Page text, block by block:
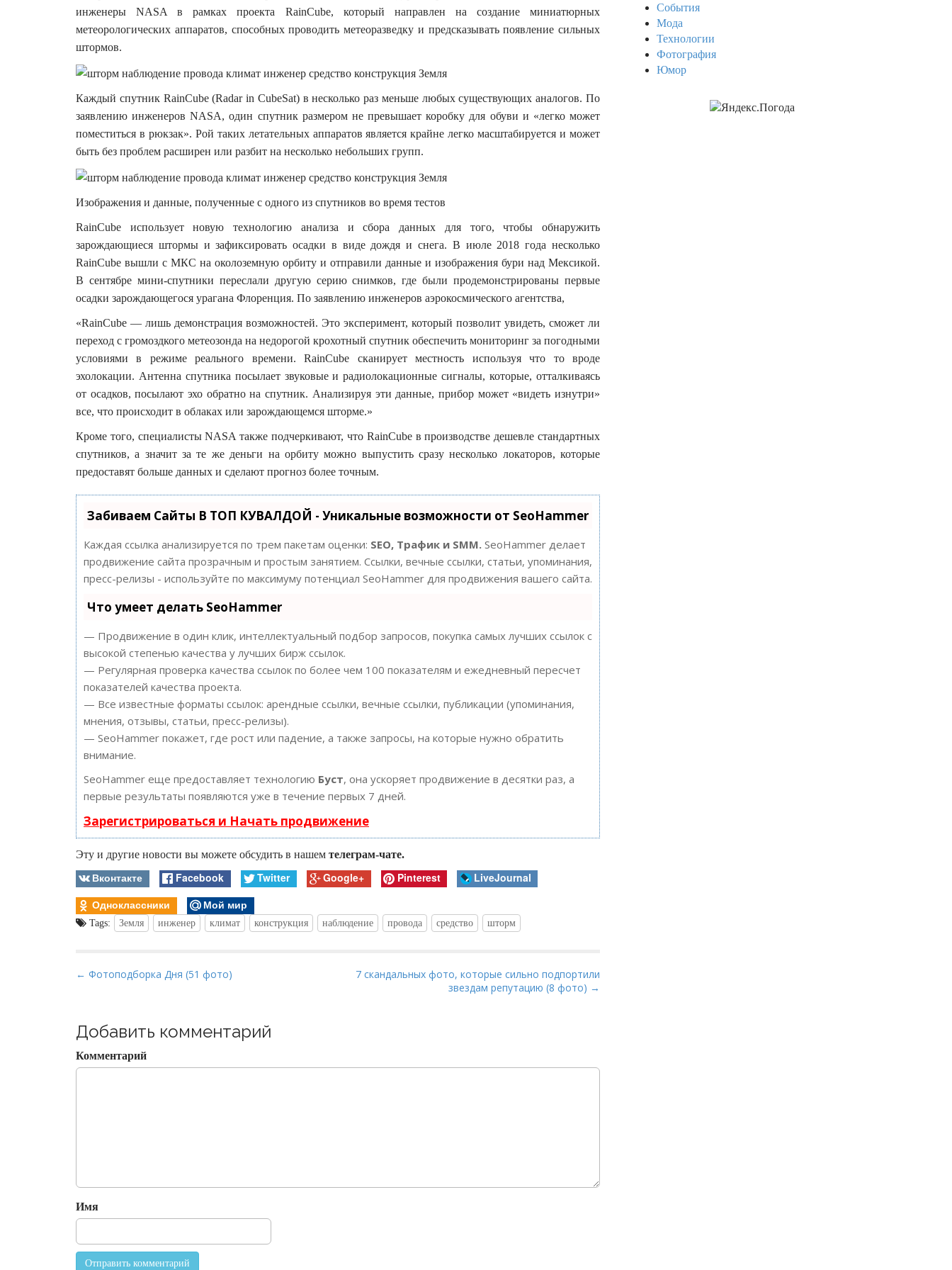
инженеры NASA в рамках проекта RainCube, который направлен на создание миниатюрных
метеорологических аппаратов, способных проводить метеоразведку и предсказывать появление сильных
штормов.
Каждый спутник RainCube (Radar in CubeSat) в несколько раз меньше любых существующих аналогов. По
заявлению инженеров NASA, один спутник размером не превышает коробку для обуви и «легко может
поместиться в рюкзак». Рой таких летательных аппаратов является крайне легко масштабируется и может
быть без проблем расширен или разбит на несколько небольших групп.
Изображения и данные, полученные с одного из спутников во время тестов
RainCube использует новую технологию анализа и сбора данных для того, чтобы обнаружить
зарождающиеся штормы и зафиксировать осадки в виде дождя и снега. В июле 2018 года несколько
RainCube вышли с МКС на околоземную орбиту и отправили данные и изображения бури над Мексикой.
В сентябре мини-спутники переслали другую серию снимков, где были продемонстрированы первые
осадки зарождающегося урагана Флоренция. По заявлению инженеров аэрокосмического агентства,
«RainCube — лишь демонстрация возможностей. Это эксперимент, который позволит увидеть, сможет ли
переход с громоздкого метеозонда на недорогой крохотный спутник обеспечить мониторинг за погодными
условиями в режиме реального времени. RainCube сканирует местность используя что то вроде
эхолокации. Антенна спутника посылает звуковые и радиолокационные сигналы, которые, отталкиваясь
от осадков, посылают эхо обратно на спутник. Анализируя эти данные, прибор может «видеть изнутри»
все, что происходит в облаках или зарождающемся шторме.»
Кроме того, специалисты NASA также подчеркивают, что RainCube в производстве дешевле стандартных
спутников, а значит за те же деньги на орбиту можно выпустить сразу несколько локаторов, которые
предоставят больше данных и сделают прогноз более точным.
Забиваем Сайты В ТОП КУВАЛДОЙ - Уникальные возможности от SeoHammer
Каждая ссылка анализируется по трем пакетам оценки: SEO, Трафик и SMM. SeoHammer делает
продвижение сайта прозрачным и простым занятием. Ссылки, вечные ссылки, статьи, упоминания,
пресс-релизы - используйте по максимуму потенциал SeoHammer для продвижения вашего сайта.
Что умеет делать SeoHammer
— Продвижение в один клик, интеллектуальный подбор запросов, покупка самых лучших ссылок с
высокой степенью качества у лучших бирж ссылок.
— Регулярная проверка качества ссылок по более чем 100 показателям и ежедневный пересчет
показателей качества проекта.
— Все известные форматы ссылок: арендные ссылки, вечные ссылки, публикации (упоминания,
мнения, отзывы, статьи, пресс-релизы).
— SeoHammer покажет, где рост или падение, а также запросы, на которые нужно обратить
внимание.
SeoHammer еще предоставляет технологию Буст, она ускоряет продвижение в десятки раз, а
первые результаты появляются уже в течение первых 7 дней.
Зарегистрироваться и Начать продвижение
Эту и другие новости вы можете обсудить в нашем телеграм-чате.
Вконтакте Facebook Twitter Google+ Pinterest
LiveJournal
Одноклассники
Мой мир
Tags: Земля инженер климат конструкция наблюдение провода средство шторм
P
t
n
a
n
← Фотоподборка Дня (51 фото)
7 скандальных фото, которые сильно подпортили
звездам репутацию (8 фото) →
Добавить комментарий
Комментарий
Имя
События
Мода
Технологии
Фотография
Юмор